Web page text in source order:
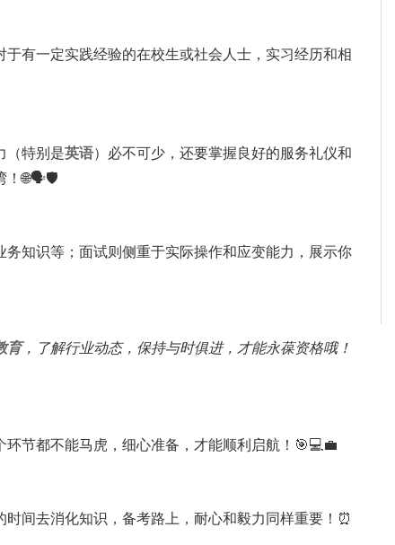
于有一定实践经验的在校生或社会人士，实习经历和相
（特别是英语）必不可少，还要掌握良好的服务礼仪和
！🌐🗣️🛡️
知识等；面试则侧重于实际操作和应变能力，展示你
育，了解行业动态，保持与时俱进，才能永葆资格哦！
节都不能马虎，细心准备，才能顺利启航！🎯💻💼
间去消化知识，备考路上，耐心和毅力同样重要！⏰